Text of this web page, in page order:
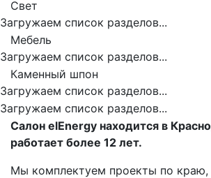
Свет
Загружаем список разделов...
Мебель
Загружаем список разделов...
Каменный шпон
Загружаем список разделов...
Загружаем список разделов...
Салон elEnergy находится в
работает более 12 лет.
Мы комплектуем проекты по краю,